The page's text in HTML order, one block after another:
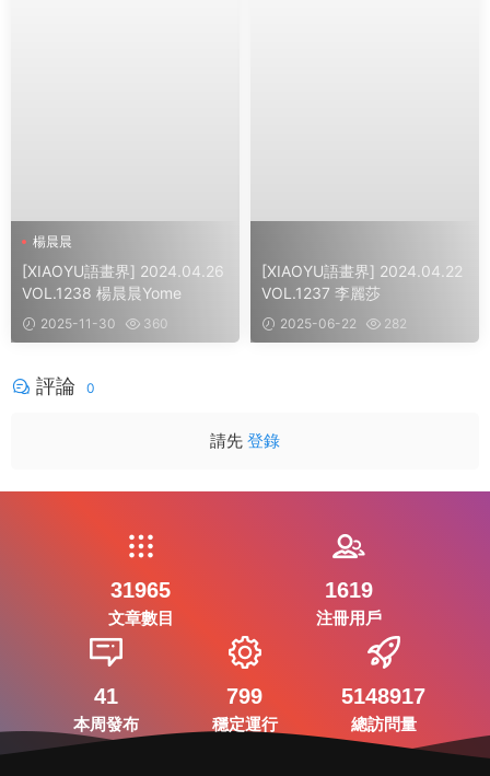
楊晨晨
[XIAOYU語畫界] 2024.04.26
VOL.1238 楊晨晨Yome
2025-11-30 360
[XIAOYU語畫界] 2024.04.22
VOL.1237 李麗莎
2025-06-22 282
評論 0
請先 登錄
31965
文章數目
1619
注冊用戶
41
本周發布
799
穩定運行
5148917
總訪問量